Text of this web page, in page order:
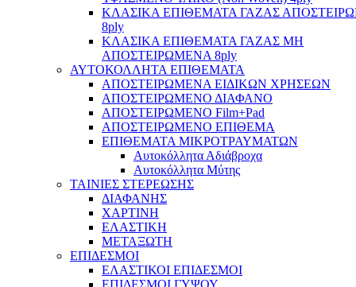
ΚΛΑΣΙΚΑ ΕΠΙΘΕΜΑΤΑ ΓΑΖΑΣ
8ply
ΚΛΑΣΙΚΑ ΕΠΙΘΕΜΑΤΑ ΓΑΖΑΣ ΜΗ
ΑΠΟΣΤΕΙΡΩΜΕΝΑ 8ply
ΑΥΤΟΚΟΛΛΗΤΑ ΕΠΙΘΕΜΑΤΑ
ΑΠΟΣΤΕΙΡΩΜΕΝΑ ΕΙΔΙΚΩΝ ΧΡΗΣΕΩΝ
ΑΠΟΣΤΕΙΡΩΜΕΝΟ ΔΙΑΦΑΝΟ
ΑΠΟΣΤΕΙΡΩΜΕΝΟ Film+Pad
ΑΠΟΣΤΕΙΡΩΜΕΝΟ ΕΠΙΘΕΜΑ
ΕΠΙΘΕΜΑΤΑ ΜΙΚΡΟΤΡΑΥΜΑΤΩΝ
Αυτοκόλλητα Αδιάβροχα
Αυτοκόλλητα Μύτης
ΤΑΙΝΙΕΣ ΣΤΕΡΕΩΣΗΣ
ΔΙΑΦΑΝΗΣ
ΧΑΡΤΙΝΗ
ΕΛΑΣΤΙΚΗ
ΜΕΤΑΞΩΤΗ
ΕΠΙΔΕΣΜΟΙ
ΕΛΑΣΤΙΚΟΙ ΕΠΙΔΕΣΜΟΙ
ΕΠΙΔΕΣΜΟΙ ΓΥΨΟΥ